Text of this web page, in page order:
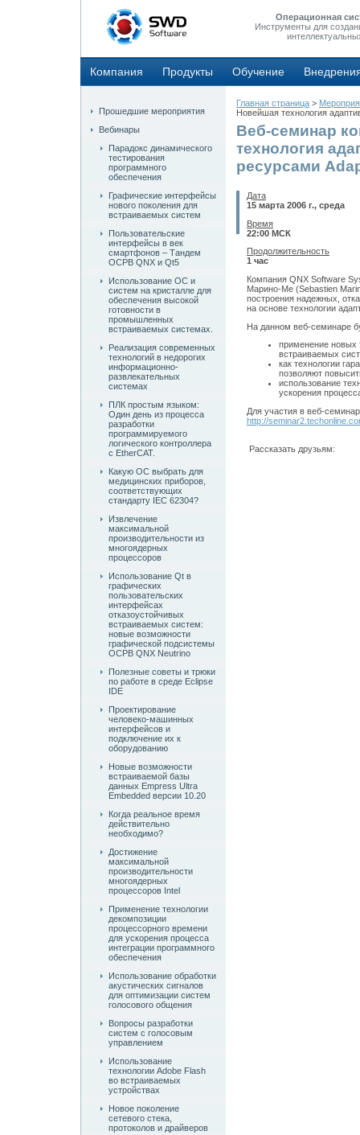
Операционная
Инструменты для
Компания Продукты Обучение
Прошедшие мероприятия
Вебинары
Парадокс динамического
тестирования
программного
обеспечения
Графические интерфейсы
нового поколения для
встраиваемых систем
Пользовательские
интерфейсы в век
смартфонов – Тандем
ОСРВ QNX и Qt5
Использование ОС и
систем на кристалле для
обеспечения высокой
готовности в
промышленных
встраиваемых системах.
Реализация современных
технологий в недорогих
информационно-
развлекательных
системах
ПЛК простым языком:
Один день из процесса
разработки
программируемого
логического контроллера
с EtherCAT.
Какую ОС выбрать для
медицинских приборов,
соответствующих
стандарту IEC 62304?
Извлечение
максимальной
производительности из
многоядерных
процессоров
Использование Qt в
графических
пользовательских
интерфейсах
отказоустойчивых
встраиваемых систем:
новые возможности
графической подсистемы
ОСРВ QNX Neutrino
Полезные советы и трюки
по работе в среде Eclipse
IDE
Проектирование
человеко-машинных
интерфейсов и
подключение их к
оборудованию
Новые возможности
встраиваемой базы
данных Empress Ultra
Embedded версии 10.20
Когда реальное время
действительно
необходимо?
Достижение
максимальной
производительности
многоядерных
процессоров Intel
Применение технологии
декомпозиции
процессорного времени
для ускорения процесса
интеграции программного
обеспечения
Использование обработки
акустических сигналов
для оптимизации систем
голосового общения
Вопросы разработки
систем с голосовым
управлением
Использование
технологии Adobe Flash
во встраиваемых
устройствах
Новое поколение
сетевого стека,
протоколов и драйверов
Главная страница >
Новейшая технология
Веб-семинар
технология
ресурсами
Дата
15 марта 2006 г., среда
Время
22:00 МСК
Продолжительность
1 час
Компания QNX Software
Марино-Ме (Sebastien
построения надежных,
на основе технологии
На данном веб-семинаре
применение новых
встраиваемых
как технологии
позволяют
использование
ускорения
Для участия в веб-
http://
Рассказать друзьям: